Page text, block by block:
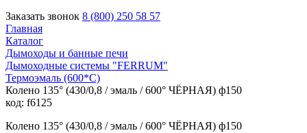
Заказать звонок 8 (800) 250 58 57
Главная
Каталог
Дымоходы и банные печи
Дымоходные системы "FERRUM"
Термоэмаль (600*С)
Колено 135° (430/0,8 / эмаль / 600° ЧЁРНАЯ) ф150
код: f6125
Колено 135° (430/0,8 / эмаль / 600° ЧЁРНАЯ) ф150